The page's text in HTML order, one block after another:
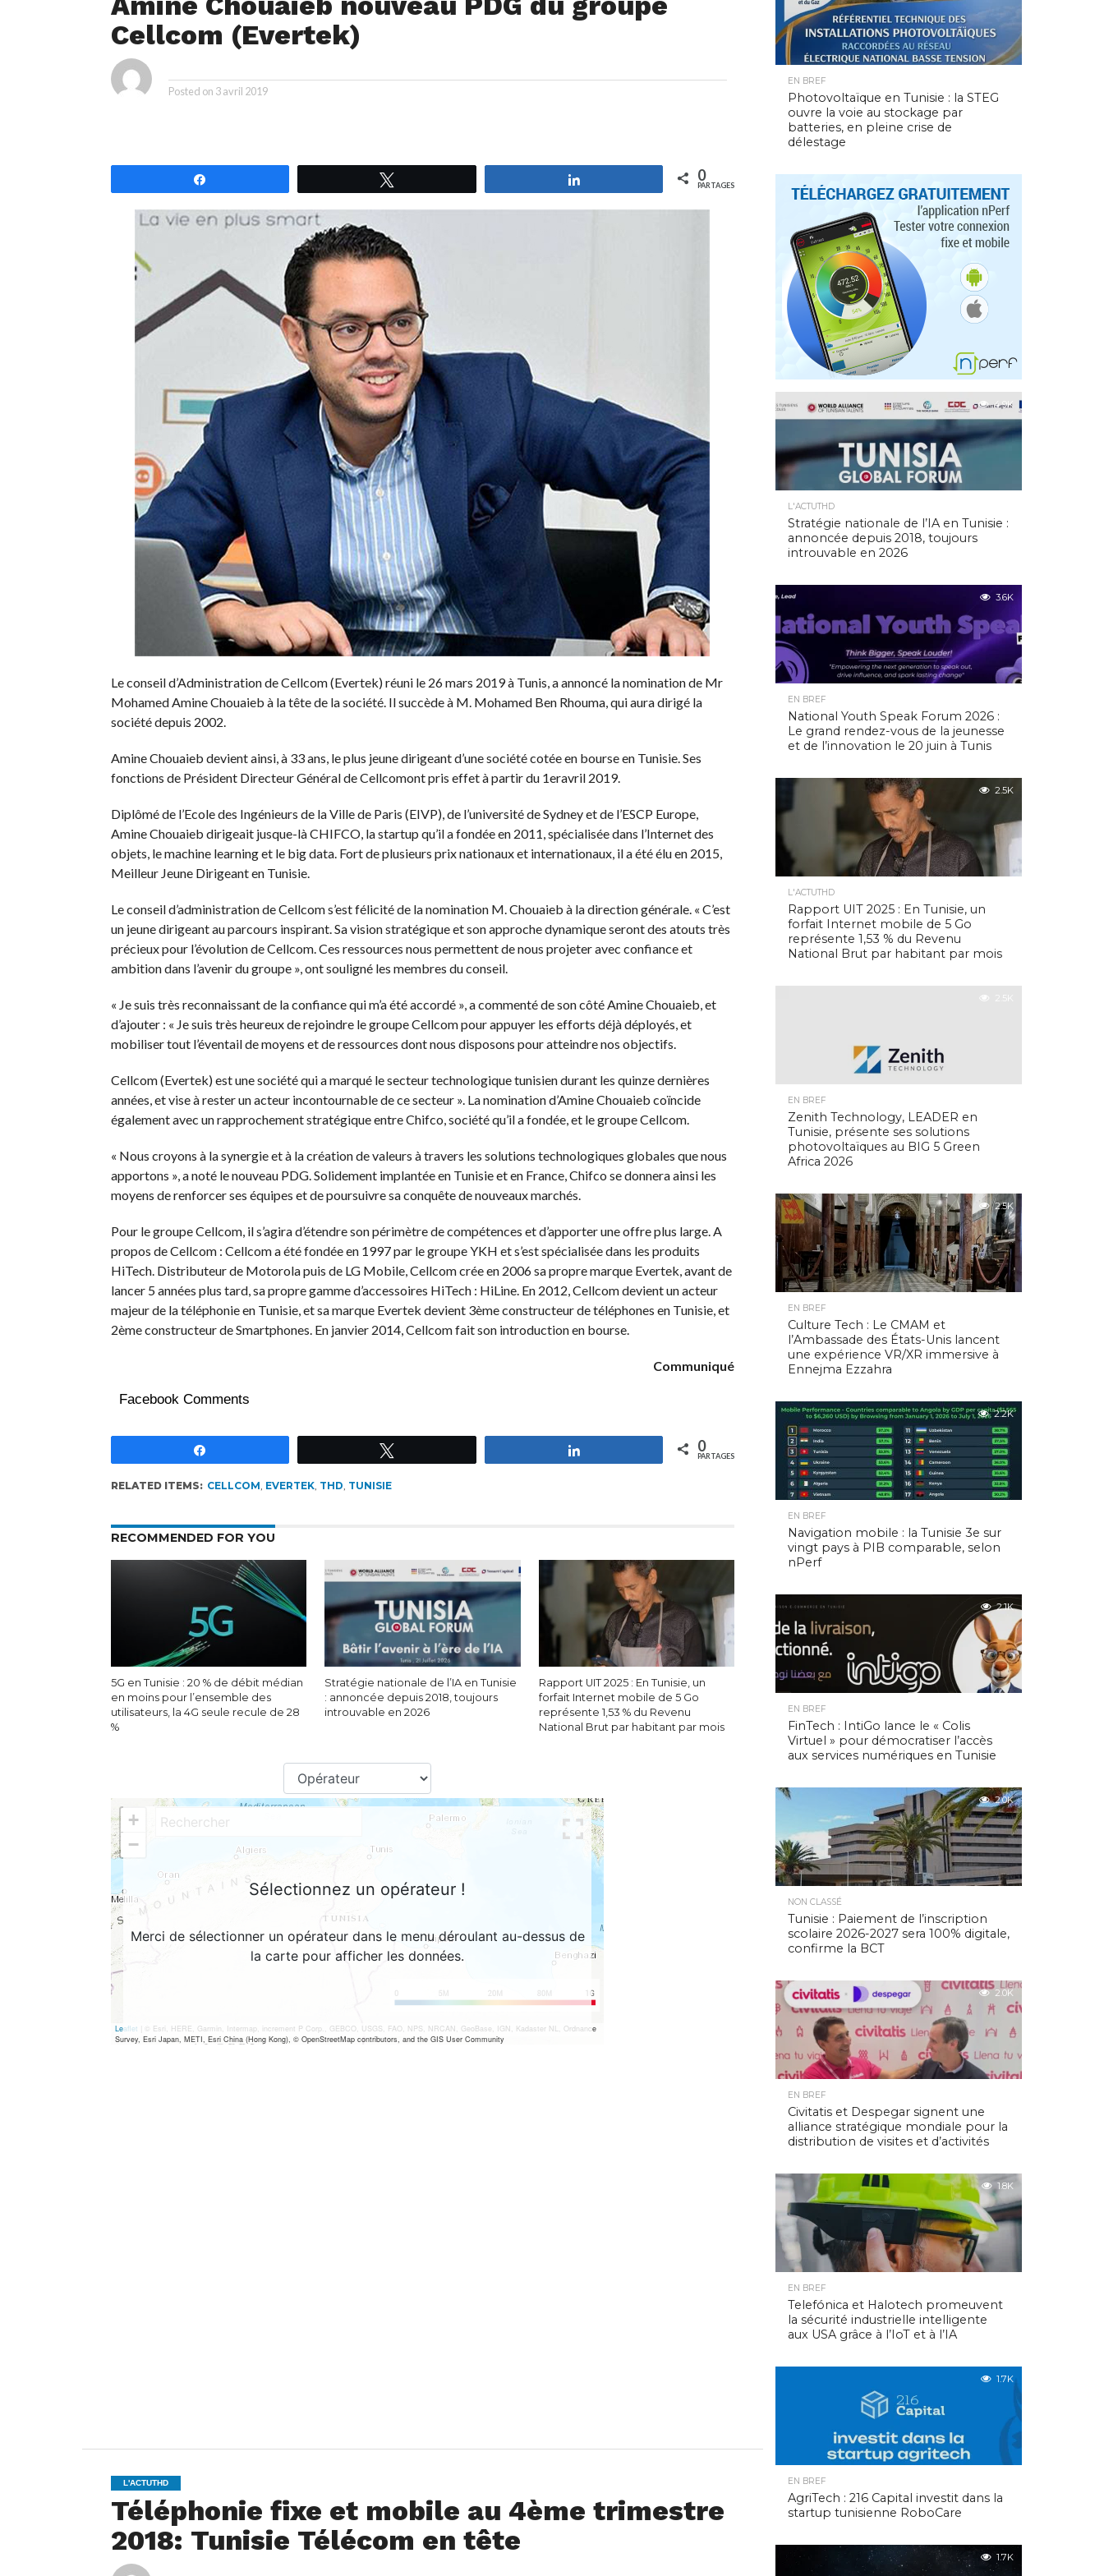
Cellcom (Evertek)
Posted on 3 avril 2019
0
PARTAGES
Le conseil d’Administration de Cellcom (Evertek) réuni le 26 mars 2019 à Tunis, a annoncé la nomination de Mr
Mohamed Amine Chouaieb à la tête de la société. Il succède à M. Mohamed Ben Rhouma, qui aura dirigé la
société depuis 2002.
Amine Chouaieb devient ainsi, à 33 ans, le plus jeune dirigeant d’une société cotée en bourse en Tunisie. Ses
fonctions de Président Directeur Général de Cellcomont pris effet à partir du 1eravril 2019.
Diplômé de l’Ecole des Ingénieurs de la Ville de Paris (EIVP), de l’université de Sydney et de l’ESCP Europe,
Amine Chouaieb dirigeait jusque-là CHIFCO, la startup qu’il a fondée en 2011, spécialisée dans l’Internet des
objets, le machine learning et le big data. Fort de plusieurs prix nationaux et internationaux, il a été élu en 2015,
Meilleur Jeune Dirigeant en Tunisie.
Le conseil d’administration de Cellcom s’est félicité de la nomination M. Chouaieb à la direction générale. « C’est
un jeune dirigeant au parcours inspirant. Sa vision stratégique et son approche dynamique seront des atouts très
précieux pour l’évolution de Cellcom. Ces ressources nous permettent de nous projeter avec confiance et
ambition dans l’avenir du groupe », ont souligné les membres du conseil.
« Je suis très reconnaissant de la confiance qui m’a été accordé », a commenté de son côté Amine Chouaieb, et
d’ajouter : « Je suis très heureux de rejoindre le groupe Cellcom pour appuyer les efforts déjà déployés, et
mobiliser tout l’éventail de moyens et de ressources dont nous disposons pour atteindre nos objectifs.
Cellcom (Evertek) est une société qui a marqué le secteur technologique tunisien durant les quinze dernières
années, et vise à rester un acteur incontournable de ce secteur ». La nomination d’Amine Chouaieb coïncide
également avec un rapprochement stratégique entre Chifco, société qu’il a fondée, et le groupe Cellcom.
« Nous croyons à la synergie et à la création de valeurs à travers les solutions technologiques globales que nous
apportons », a noté le nouveau PDG. Solidement implantée en Tunisie et en France, Chifco se donnera ainsi les
moyens de renforcer ses équipes et de poursuivre sa conquête de nouveaux marchés.
Pour le groupe Cellcom, il s’agira d’étendre son périmètre de compétences et d’apporter une offre plus large. A
propos de Cellcom : Cellcom a été fondée en 1997 par le groupe YKH et s’est spécialisée dans les produits
HiTech. Distributeur de Motorola puis de LG Mobile, Cellcom crée en 2006 sa propre marque Evertek, avant de
lancer 5 années plus tard, sa propre gamme d’accessoires HiTech : HiLine. En 2012, Cellcom devient un acteur
majeur de la téléphonie en Tunisie, et sa marque Evertek devient 3ème constructeur de téléphones en Tunisie, et
2ème constructeur de Smartphones. En janvier 2014, Cellcom fait son introduction en bourse.
Communiqué
Facebook Comments
0
PARTAGES
RELATED ITEMS: CELLCOM, EVERTEK, THD, TUNISIE
RECOMMENDED FOR YOU
5G en Tunisie : 20 % de débit médian
en moins pour l’ensemble des
utilisateurs, la 4G seule recule de 28
%
Stratégie nationale de l’IA en Tunisie
: annoncée depuis 2018, toujours
introuvable en 2026
Rapport UIT 2025 : En Tunisie, un
forfait Internet mobile de 5 Go
représente 1,53 % du Revenu
National Brut par habitant par mois
L'ACTUTHD
Téléphonie fixe et mobile au 4ème trimestre
2018: Tunisie Télécom en tête
EN BREF
Photovoltaïque en Tunisie : la STEG
ouvre la voie au stockage par
batteries, en pleine crise de
délestage
4.9K
L'ACTUTHD
Stratégie nationale de l’IA en Tunisie :
annoncée depuis 2018, toujours
introuvable en 2026
3.6K
EN BREF
National Youth Speak Forum 2026 :
Le grand rendez-vous de la jeunesse
et de l’innovation le 20 juin à Tunis
2.5K
L'ACTUTHD
Rapport UIT 2025 : En Tunisie, un
forfait Internet mobile de 5 Go
représente 1,53 % du Revenu
National Brut par habitant par mois
2.5K
EN BREF
Zenith Technology, LEADER en
Tunisie, présente ses solutions
photovoltaïques au BIG 5 Green
Africa 2026
2.5K
EN BREF
Culture Tech : Le CMAM et
l’Ambassade des États-Unis lancent
une expérience VR/XR immersive à
Ennejma Ezzahra
2.2K
EN BREF
Navigation mobile : la Tunisie 3e sur
vingt pays à PIB comparable, selon
nPerf
2.1K
EN BREF
FinTech : IntiGo lance le « Colis
Virtuel » pour démocratiser l’accès
aux services numériques en Tunisie
2.0K
NON CLASSÉ
Tunisie : Paiement de l’inscription
scolaire 2026-2027 sera 100% digitale,
confirme la BCT
2.0K
EN BREF
Civitatis et Despegar signent une
alliance stratégique mondiale pour la
distribution de visites et d’activités
1.8K
EN BREF
Telefónica et Halotech promeuvent
la sécurité industrielle intelligente
aux USA grâce à l’IoT et à l’IA
1.7K
EN BREF
AgriTech : 216 Capital investit dans la
startup tunisienne RoboCare
1.7K